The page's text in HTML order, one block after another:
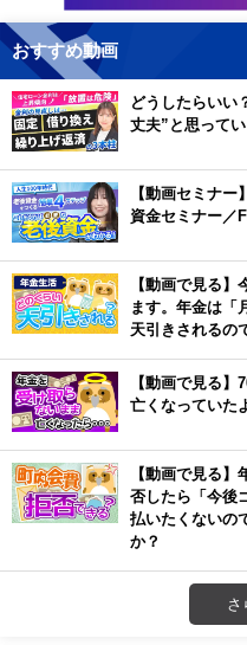
おすすめ動画
どうしたらいい
丈夫”と思って
【動画セミナー
資金セミナー／
【動画で見る】
ます。年金は「
天引きされるの
【動画で見る】
亡くなっていた
【動画で見る】
否したら「今後
払いたくないの
か？
さ